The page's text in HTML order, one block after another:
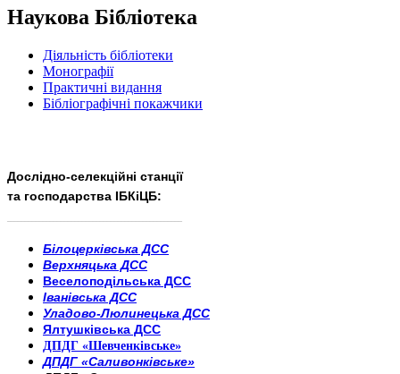
Наукова Бібліотека
Діяльність бібліотеки
Монографії
Практичні видання
Бібліографічні покажчики
Дослідно-селекційні станції
та господарства ІБКіЦБ:
Білоцерківська ДСС
Верхняцька ДСС
Веселоподільська ДСС
Іванівська ДСС
Уладово-Люлинецька ДСС
Ялтушківська ДСС
ДПДГ «Шевченківське»
ДПДГ «Саливонківське»